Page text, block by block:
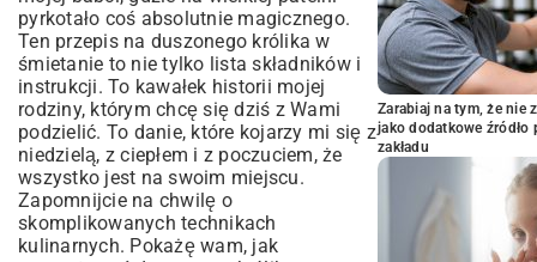
pyrkotało coś absolutnie magicznego.
Ten przepis na duszonego królika w
śmietanie to nie tylko lista składników i
instrukcji. To kawałek historii mojej
rodziny, którym chcę się dziś z Wami
podzielić. To danie, które kojarzy mi się z
niedzielą, z ciepłem i z poczuciem, że
wszystko jest na swoim miejscu.
Zapomnijcie na chwilę o
skomplikowanych technikach
kulinarnych. Pokażę wam, jak
Zarabiaj na tym, że nie
jako dodatkowe
zakładu